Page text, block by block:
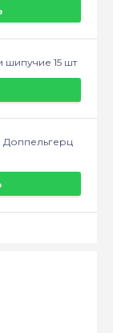
шипучие 15 шт
Доппельгерц